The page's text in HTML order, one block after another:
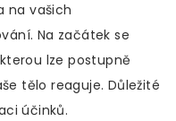
na vašich
Na začátek se
lze postupně
tělo reaguje. Důležité
účinků.